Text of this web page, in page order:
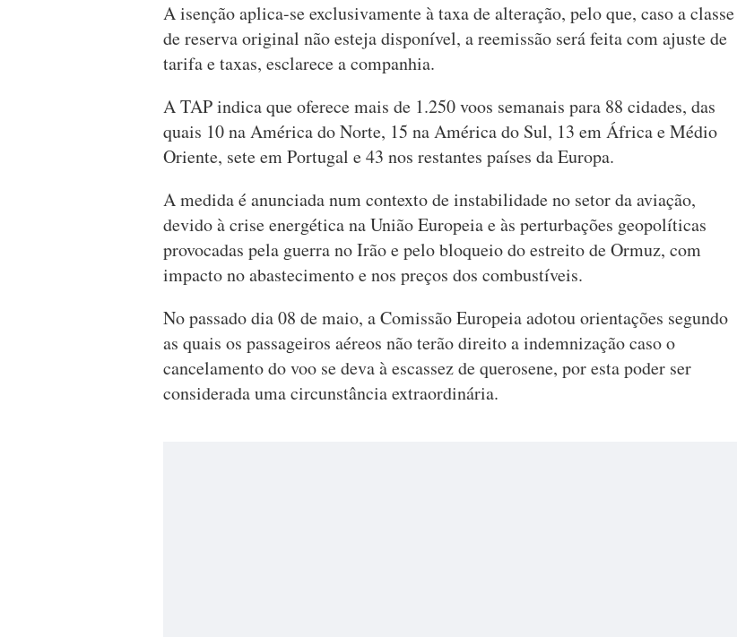
A isenção aplica-se exclusivamente à taxa de alteração, pelo que, caso a classe
de reserva original não esteja disponível, a reemissão será feita com ajuste de
tarifa e taxas, esclarece a companhia.
A TAP indica que oferece mais de 1.250 voos semanais para 88 cidades, das
quais 10 na América do Norte, 15 na América do Sul, 13 em África e Médio
Oriente, sete em Portugal e 43 nos restantes países da Europa.
A medida é anunciada num contexto de instabilidade no setor da aviação,
devido à crise energética na União Europeia e às perturbações geopolíticas
provocadas pela guerra no Irão e pelo bloqueio do estreito de Ormuz, com
impacto no abastecimento e nos preços dos combustíveis.
No passado dia 08 de maio, a Comissão Europeia adotou orientações segundo
as quais os passageiros aéreos não terão direito a indemnização caso o
cancelamento do voo se deva à escassez de querosene, por esta poder ser
considerada uma circunstância extraordinária.